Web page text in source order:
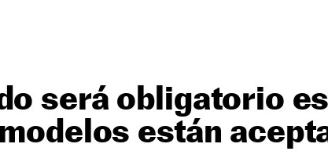
será obligatorio
están